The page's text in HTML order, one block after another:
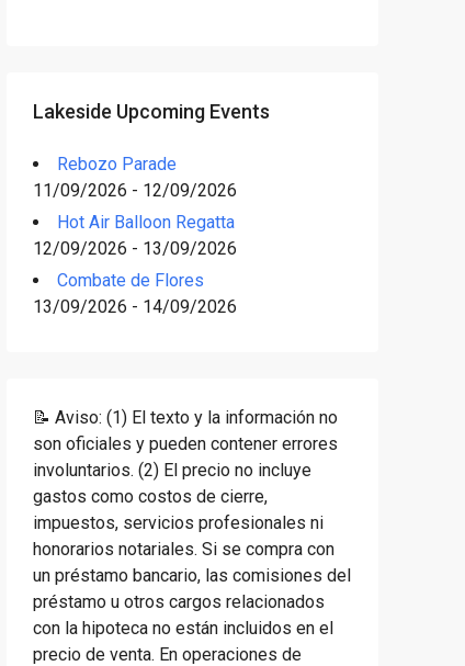
Lakeside Upcoming Events
Rebozo Parade
11/09/2026 - 12/09/2026
Hot Air Balloon Regatta
12/09/2026 - 13/09/2026
Combate de Flores
13/09/2026 - 14/09/2026
📝 Aviso: (1) El texto y la información no
son oficiales y pueden contener errores
involuntarios. (2) El precio no incluye
gastos como costos de cierre,
impuestos, servicios profesionales ni
honorarios notariales. Si se compra con
un préstamo bancario, las comisiones del
préstamo u otros cargos relacionados
con la hipoteca no están incluidos en el
precio de venta. En operaciones de